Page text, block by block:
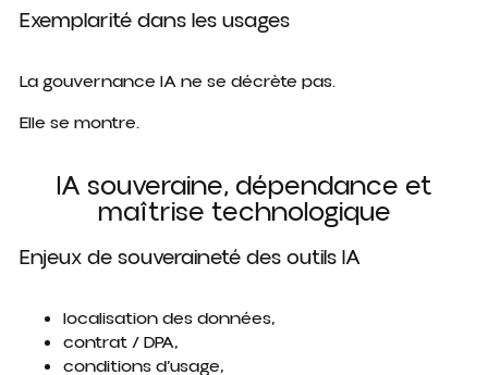
Exemplarité dans les usages
La gouvernance IA ne se décrète pas.
Elle se montre.
IA souveraine, dépendance et
maîtrise technologique
Enjeux de souveraineté des outils IA
localisation des données,
contrat / DPA,
conditions d’usage,